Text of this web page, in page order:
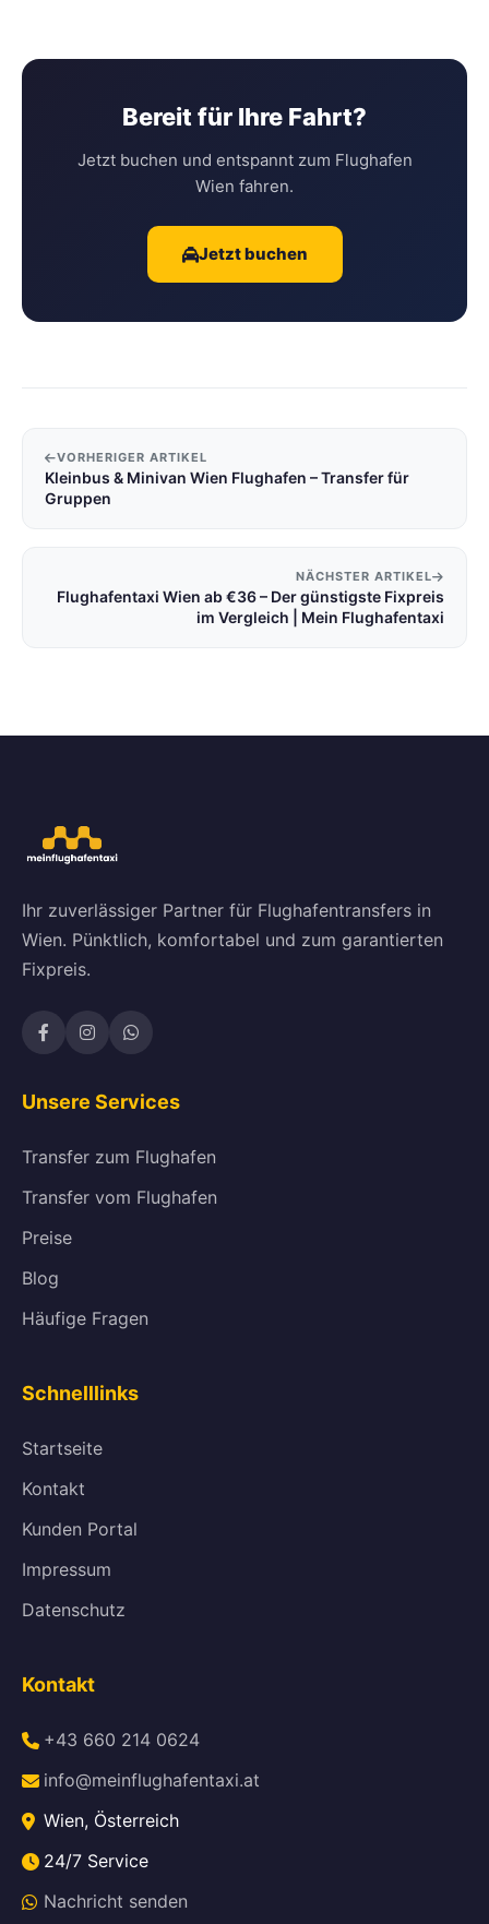
Bereit für Ihre Fahrt?
Jetzt buchen und entspannt zum Flughafen
Wien fahren.
Jetzt buchen
VORHERIGER ARTIKEL
Kleinbus & Minivan Wien Flughafen – Transfer für
Gruppen
NÄCHSTER ARTIKEL
Flughafentaxi Wien ab €36 – Der günstigste Fixpreis
im Vergleich | Mein Flughafentaxi
Ihr zuverlässiger Partner für Flughafentransfers in
Wien. Pünktlich, komfortabel und zum garantierten
Fixpreis.
Unsere Services
Transfer zum Flughafen
Transfer vom Flughafen
Preise
Blog
Häufige Fragen
Schnelllinks
Startseite
Kontakt
Kunden Portal
Impressum
Datenschutz
Kontakt
+43 660 214 0624
info@meinflughafentaxi.at
Wien, Österreich
24/7 Service
Nachricht senden